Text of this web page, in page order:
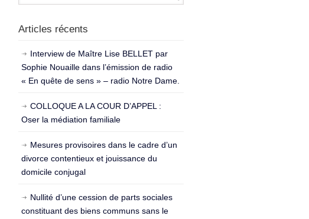
Articles récents
Interview de Maître Lise BELLET par
Sophie Nouaille dans l’émission de radio
« En quête de sens » – radio Notre Dame.
COLLOQUE A LA COUR D’APPEL :
Oser la médiation familiale
Mesures provisoires dans le cadre d’un
divorce contentieux et jouissance du
domicile conjugal
Nullité d’une cession de parts sociales
constituant des biens communs sans le